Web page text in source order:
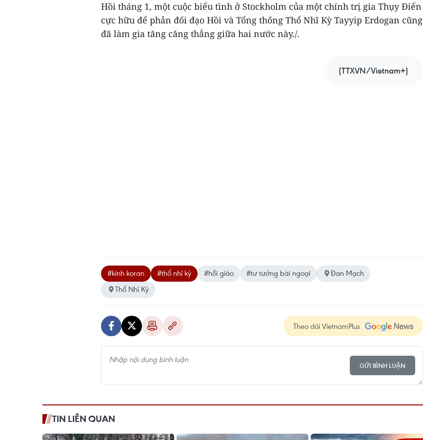
Hồi tháng 1, một cuộc biểu tình ở Stockholm của một chính trị gia Thụy Điển
cực hữu để phản đối đạo Hồi và Tổng thống Thổ Nhĩ Kỳ Tayyip Erdogan cũng
đã làm gia tăng căng thẳng giữa hai nước này./.
(TTXVN/Vietnam+)
#kinh koran #thổ nhĩ kỳ #hồi giáo #tư tưởng bài ngoại
Đan Mạch
Thổ Nhĩ Kỳ
Theo dõi VietnamPlus
GỬI BÌNH LUẬN
TIN LIÊN QUAN